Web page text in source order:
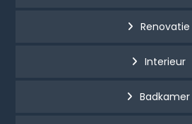
Renovatie
Interieur
Badkamer